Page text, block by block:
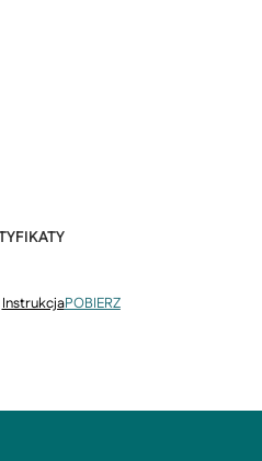
InstrukcjaPOBIERZ